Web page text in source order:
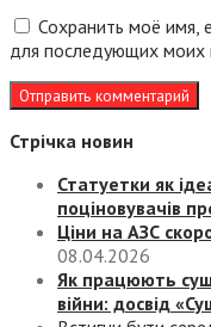
Сохранить моё имя,
для последующих моих
Стрічка новин
Статуетки як
поціновувачів
Ціни на АЗС
08.04.2026
Як працюють
війни: досвід